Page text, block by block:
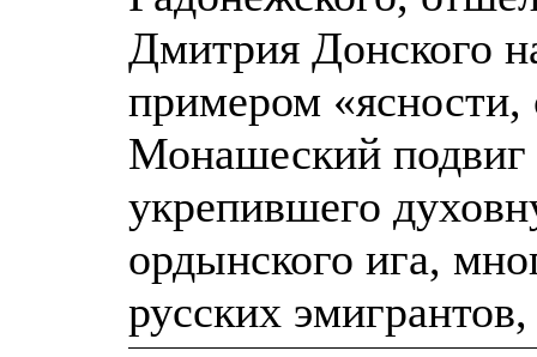
Дмитрия Донского
примером «ясности,
Монашеский подвиг
укрепившего
ордынского ига,
русских